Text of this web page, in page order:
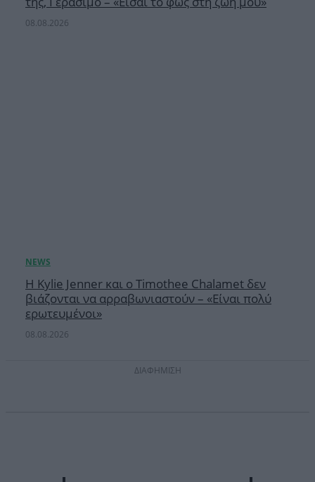
08.08.2026
Η Kylie Jenner και ο Timothee Chalamet δεν
βιάζονται να αρραβωνιαστούν – «Είναι πολύ
ερωτευμένοι»
08.08.2026
ΔΙΑΦΗΜΙΣΗ